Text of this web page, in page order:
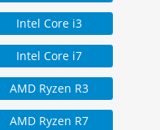
Intel Core i3
Intel Core i7
AMD Ryzen R3
AMD Ryzen R7